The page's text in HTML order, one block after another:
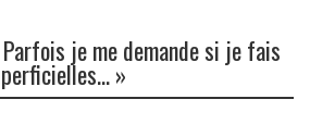
je me demande si je fais
»